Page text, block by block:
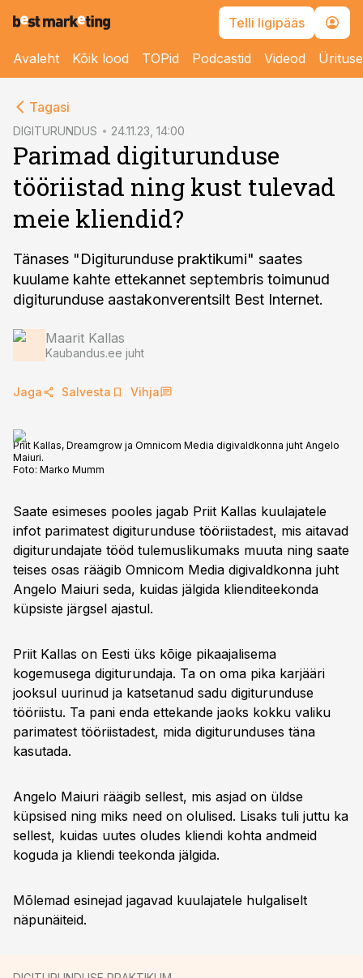
Telli ligipääs
Avaleht Kõik lood TOPid Podcastid Videod
Tagasi
DIGITURUNDUS 24.11.23, 14:00
Parimad digiturunduse
tööriistad ning kust tulevad
meie kliendid?
Tänases "Digiturunduse praktikumi" saates
kuulame kahte ettekannet septembris toimunud
digiturunduse aastakonverentsilt Best Internet.
Maarit Kallas
Kaubandus.ee juht
Jaga Salvesta Vihja
Priit Kallas, Dreamgrow ja Omnicom Media digivaldkonna juht Angelo
Maiuri.
Foto: Marko Mumm
Saate esimeses pooles jagab Priit Kallas kuulajatele
infot parimatest digiturunduse tööriistadest, mis aitavad
digiturundajate tööd tulemuslikumaks muuta ning saate
teises osas räägib Omnicom Media digivaldkonna juht
Angelo Maiuri seda, kuidas jälgida klienditeekonda
küpsiste järgsel ajastul.
Priit Kallas on Eesti üks kõige pikaajalisema
kogemusega digiturundaja. Ta on oma pika karjääri
jooksul uurinud ja katsetanud sadu digiturunduse
tööriistu. Ta pani enda ettekande jaoks kokku valiku
parimatest tööriistadest, mida digiturunduses täna
kasutada.
Angelo Maiuri räägib sellest, mis asjad on üldse
küpsised ning miks need on olulised. Lisaks tuli juttu ka
sellest, kuidas uutes oludes kliendi kohta andmeid
koguda ja kliendi teekonda jälgida.
Mõlemad esinejad jagavad kuulajatele hulgaliselt
näpunäiteid.